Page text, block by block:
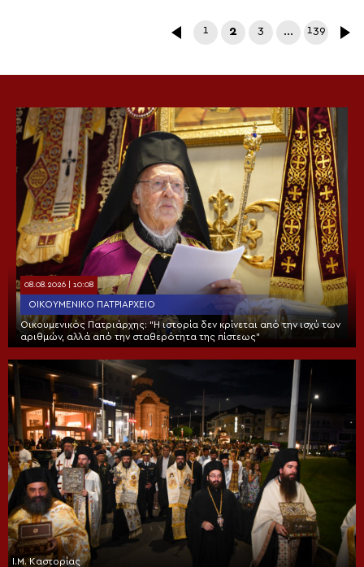
1 2 3 … 139
08.08.2026 | 10:08
ΟΙΚΟΥΜΕΝΙΚΌ ΠΑΤΡΙΑΡΧΕΊΟ
Οικουμενικός Πατριάρχης: “Η ιστορία δεν κρίνεται από την ισχύ των
αριθμών, αλλά από την σταθερότητα της πίστεως”
Ι.Μ. Καστορίας